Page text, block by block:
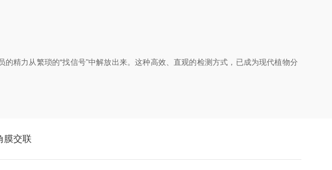
精力从繁琐的“找信号"中解放出来。这种高效、直观的检测方式，已成为现代植物分
膜交联